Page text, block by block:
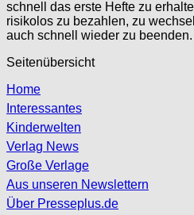
schnell das erste Hefte zu
risikolos zu bezahlen, zu
auch schnell wieder zu beenden.
Seitenübersicht
Home
Interessantes
Kinderwelten
Verlag News
Große Verlage
Aus unseren Newslettern
Über Presseplus.de